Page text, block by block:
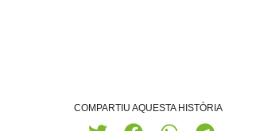
COMPARTIU AQUESTA HISTÒRIA